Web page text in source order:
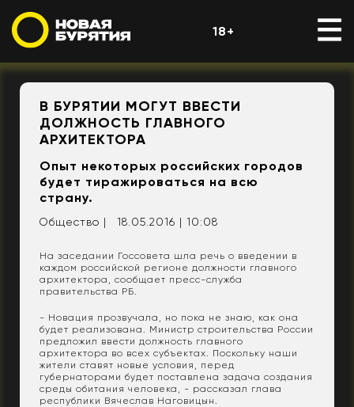
18+
В БУРЯТИИ МОГУТ ВВЕСТИ
ДОЛЖНОСТЬ ГЛАВНОГО
АРХИТЕКТОРА
Опыт некоторых российских городов
будет тиражироваться на всю
страну.
Общество | 18.05.2016 | 10:08
На заседании Госсовета шла речь о введении в
каждом российской регионе должности главного
архитектора, сообщает пресс-служба
правительства РБ.
- Новация прозвучала, но пока не знаю, как она
будет реализована. Министр строительства России
предложил ввести должность главного
архитектора во всех субъектах. Поскольку наши
жители ставят новые условия, перед
губернаторами будет поставлена задача создания
среды обитания человека, - рассказал глава
республики Вячеслав Наговицын.